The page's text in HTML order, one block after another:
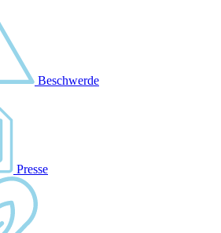
Beschwerde
Presse